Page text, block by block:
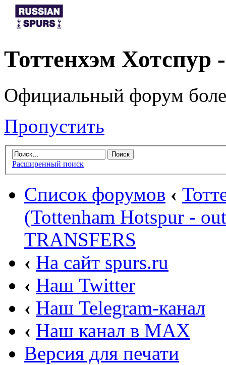
Тоттенхэм
Официальный форум
Пропустить
Расширенный поиск
Список форумов ‹
(Tottenham Hotspur -
TRANSFERS
‹ На сайт spurs.ru
‹ Наш Twitter
‹ Наш Telegram-канал
‹ Наш канал в MAX
Версия для печати